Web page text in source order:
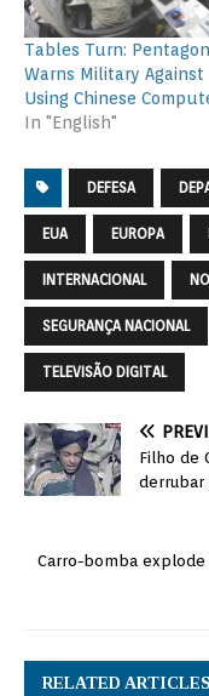
Tables Turn: Pentagon
Warns Military Against
Using Chinese
In "English"
DEFESA
EUA EUROPA
INTERNACIONAL
SEGURANÇA NACIONAL
TELEVISÃO DIGITAL
Filho de
derrubar
Carro-bomba
RELATED ARTICLES